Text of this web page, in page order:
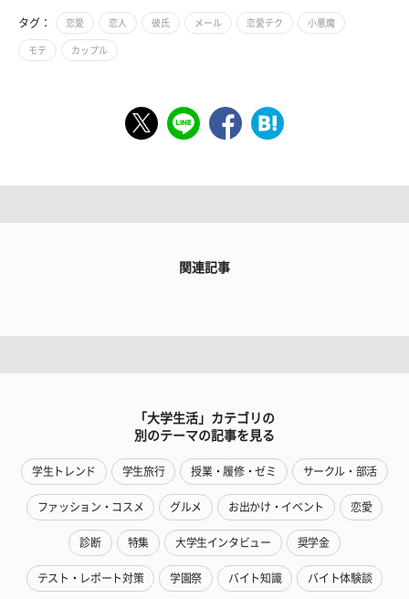
タグ： 恋愛 恋人 彼氏 メール 恋愛テク 小悪魔
モテ カップル
関連記事
「大学生活」カテゴリの
別のテーマの記事を見る
学生トレンド 学生旅行 授業・履修・ゼミ サークル・部活
ファッション・コスメ グルメ お出かけ・イベント 恋愛
診断 特集 大学生インタビュー 奨学金
テスト・レポート対策 学園祭 バイト知識 バイト体験談